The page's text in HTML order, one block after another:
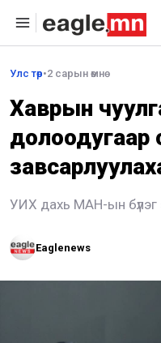
Улс төр•2 сарын өмнө
Хаврын
УИХ дахь МАН-ын бүлэг
Eaglenews